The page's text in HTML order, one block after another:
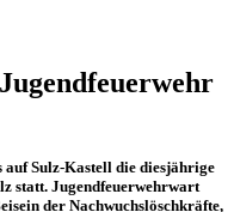
auf Sulz-Kastell die diesjährige
statt. Jugendfeuerwehrwart
der Nachwuchslöschkräfte,